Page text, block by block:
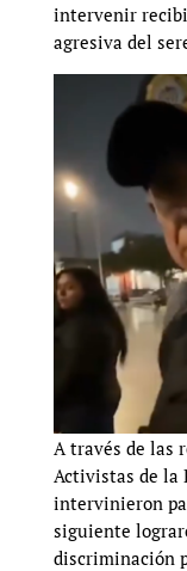
intervenir
agresiva del
A través de las
Activistas de la
intervinieron
siguiente
discriminación